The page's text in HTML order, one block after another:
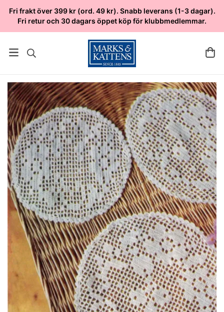
Fri frakt över 399 kr (ord. 49 kr). Snabb leverans (1-3 dagar).
Fri retur och 30 dagars öppet köp för klubbmedlemmar.